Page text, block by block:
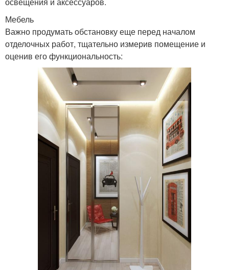
Мебель
Важно продумать обстановку еще перед началом
отделочных работ, тщательно измерив помещение и
оценив его функциональность: